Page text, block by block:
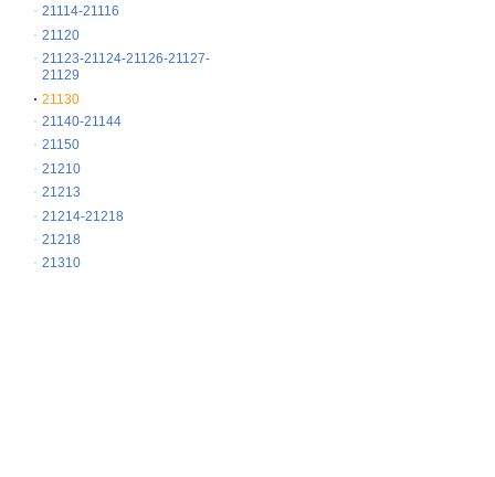
21114-21116
21120
21123-21124-21126-21127-
21129
21130
21140-21144
21150
21210
21213
21214-21218
21218
21310